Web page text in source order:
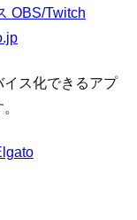
OBS/Twitch​
ス化できるアプ